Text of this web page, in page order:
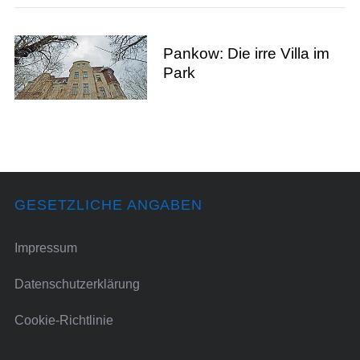
Pankow: Die irre Villa im
Park
GESETZLICHE ANGABEN
Impressum
Datenschutzerklärung
Cookie-Richtlinie